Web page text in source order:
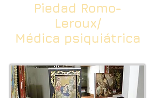
Piedad Romo-
Leroux/
Médica psiquiátrica